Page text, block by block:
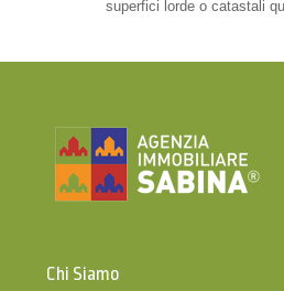
superfici lorde o catastali
Chi Siamo